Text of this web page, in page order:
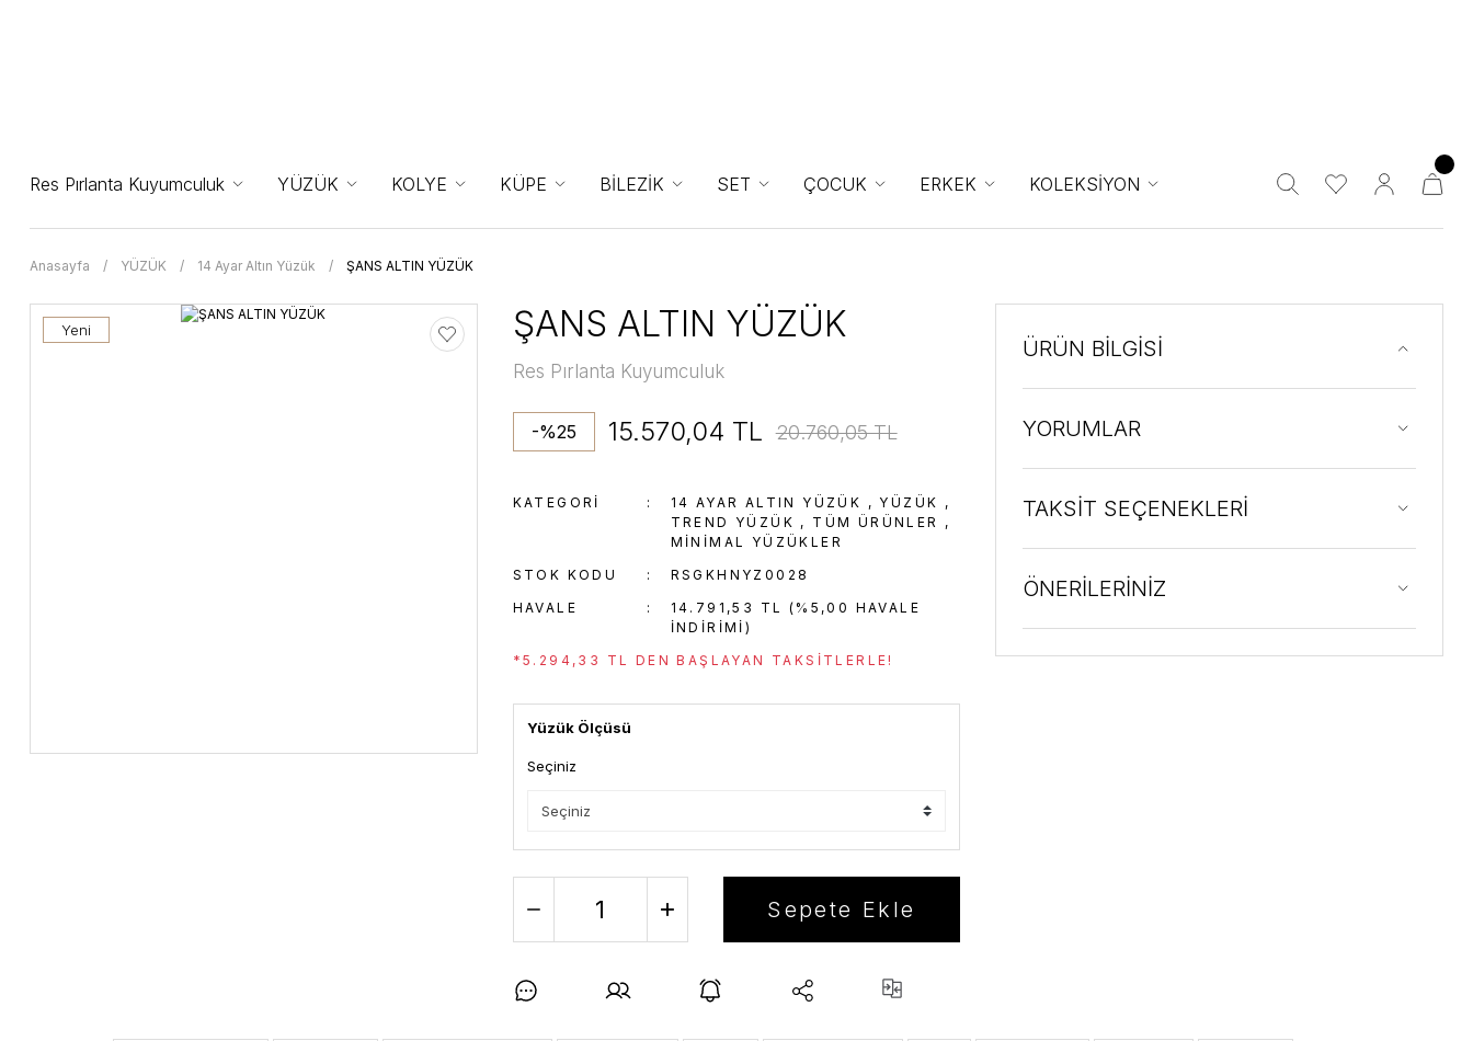
Res Pırlanta Kuyumculuk YÜZÜK KOLYE KÜPE BİLEZİK SET ÇOCUK ERKEK KOLEKSİYON
Anasayfa YÜZÜK 14 Ayar Altın Yüzük ŞANS ALTIN YÜZÜK
Yeni ŞANS ALTIN YÜZÜK
Res Pırlanta Kuyumculuk
-%25 15.570,04 TL 20.760,05 TL
KATEGORI 14 AYAR ALTIN YÜZÜK , YÜZÜK ,
TREND YÜZÜK , TÜM ÜRÜNLER
,
MINIMAL YÜZÜKLER
STOK KODU
RSGKHNYZ0028
HAVALE
14.791,53 TL (%5,00 HAVALE
INDIRIMI)
*5.294,33 TL DEN BAŞLAYAN TAKSITLERLE!
Yüzük Ölçüsü
Seçiniz
Sepete Ekle
ÜRÜN BİLGİSİ
YORUMLAR
TAKSİT SEÇENEKLERİ
ÖNERİLERİNİZ